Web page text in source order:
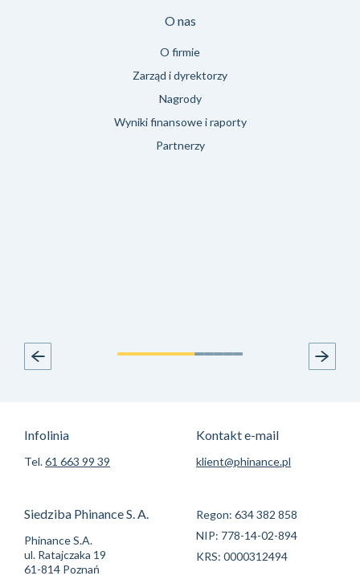
O nas
O firmie
Zarząd i dyrektorzy
Nagrody
Wyniki finansowe i raporty
Partnerzy
Infolinia
Tel.61 663 99 39
Kontakt e-mail
klient@phinance.pl
Siedziba Phinance S. A.
Phinance S.A.
ul. Ratajczaka 19
61-814 Poznań
Regon: 634 382 858
NIP: 778-14-02-894
KRS: 0000312494